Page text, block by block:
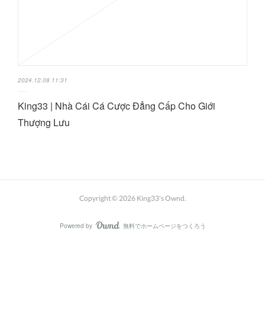
2024.12.08 11:31
King33 | Nhà Cái Cá Cược Đẳng Cấp Cho Giới
Thượng Lưu
Copyright © 2026 King33's Ownd.
Powered by AmebaOwnd
無料でホームページをつくろう